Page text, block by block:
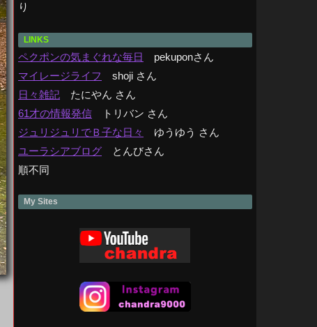
り
LINKS
ペクポンの気まぐれな毎日
pekuponさん
マイレージライフ
shoji さん
日々雑記 たにやん さん
61才の情報発信 トリバン さん
ジュリジュリでＢ子な日々
ゆうゆう さん
ユーラシアブログ とんびさん
順不同
My Sites